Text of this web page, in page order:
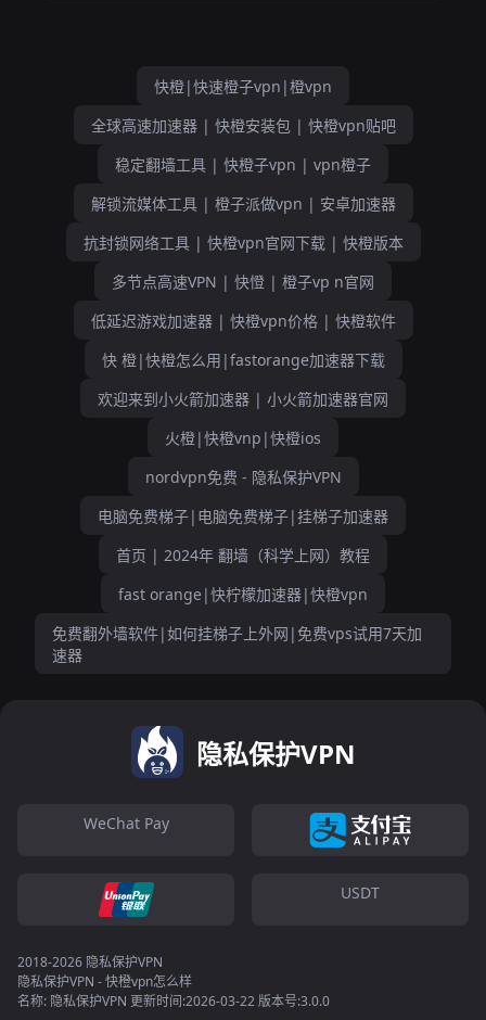
快橙|快速橙子vpn|橙vpn
全球高速加速器 | 快橙安装包 | 快橙vpn贴吧
稳定翻墙工具 | 快橙子vpn | vpn橙子
解锁流媒体工具 | 橙子派做vpn | 安卓加速器
抗封锁网络工具 | 快橙vpn官网下载 | 快橙版本
多节点高速VPN | 快憕 | 橙子vp n官网
低延迟游戏加速器 | 快橙vpn价格 | 快橙软件
快 橙|快橙怎么用|fastorange加速器下载
欢迎来到小火箭加速器 | 小火箭加速器官网
火橙|快橙vnp|快橙ios
nordvpn免费 - 隐私保护VPN
电脑免费梯子|电脑免费梯子|挂梯子加速器
首页 | 2024年 翻墙（科学上网）教程
fast orange|快柠檬加速器|快橙vpn
免费翻外墙软件|如何挂梯子上外网|免费vps试用7天加
速器
隐私保护VPN
WeChat Pay
USDT
2018-2026 隐私保护VPN
隐私保护VPN - 快橙vpn怎么样
名称: 隐私保护VPN 更新时间:2026-03-22 版本号:3.0.0